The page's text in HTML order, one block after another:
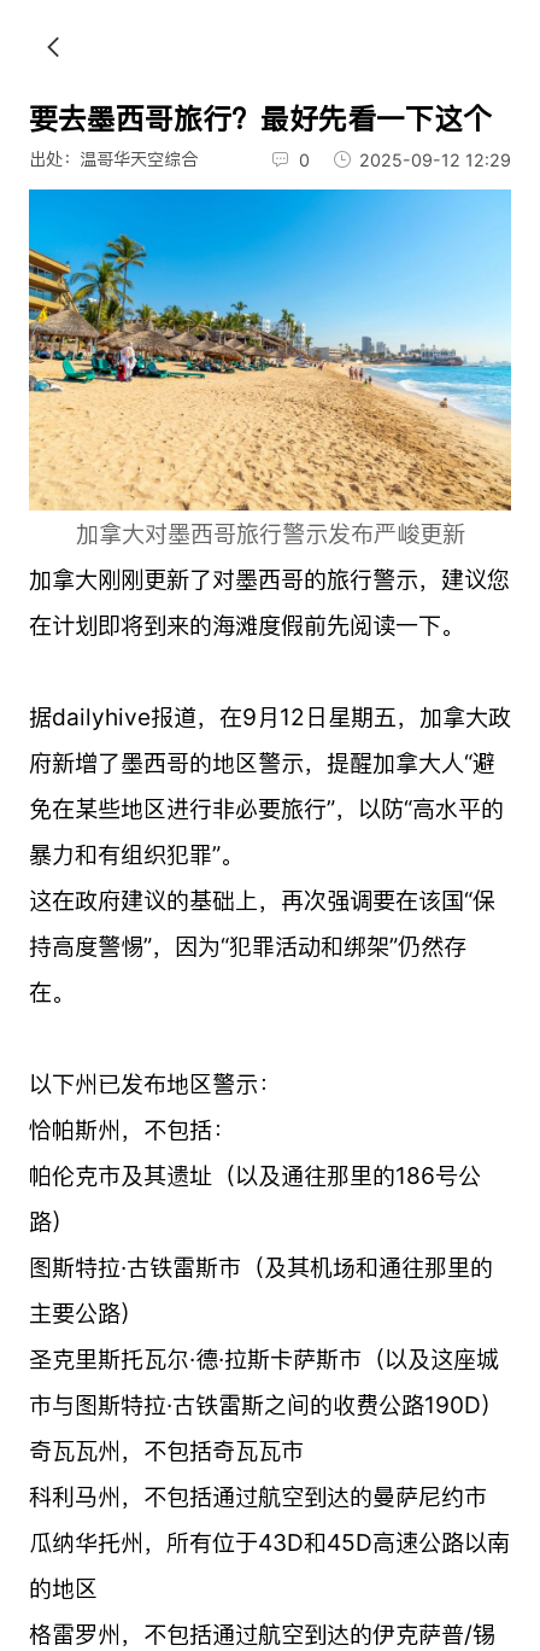
要去墨西哥旅行？最好先看一下这个
出处：温哥华天空综合 0 2025-09-12 12:29
加拿大对墨西哥旅行警示发布严峻更新
加拿大刚刚更新了对墨西哥的旅行警示，建议您
在计划即将到来的海滩度假前先阅读一下。
据dailyhive报道，在9月12日星期五，加拿大政
府新增了墨西哥的地区警示，提醒加拿大人“避
免在某些地区进行非必要旅行”，以防“高水平的
暴力和有组织犯罪”。
这在政府建议的基础上，再次强调要在该国“保
持高度警惕”，因为“犯罪活动和绑架”仍然存
在。
以下州已发布地区警示：
恰帕斯州，不包括：
帕伦克市及其遗址（以及通往那里的186号公
路）
图斯特拉·古铁雷斯市（及其机场和通往那里的
主要公路）
圣克里斯托瓦尔·德·拉斯卡萨斯市（以及这座城
市与图斯特拉·古铁雷斯之间的收费公路190D）
奇瓦瓦州，不包括奇瓦瓦市
科利马州，不包括通过航空到达的曼萨尼约市
瓜纳华托州，所有位于43D和45D高速公路以南
的地区
格雷罗州，不包括通过航空到达的伊克萨普/锡